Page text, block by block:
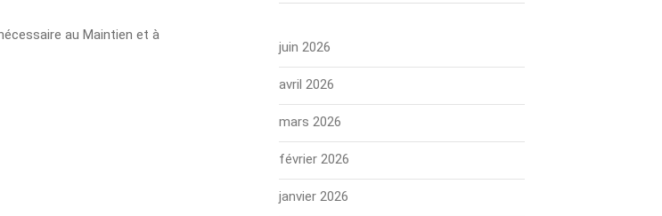
au Maintien et à
juin 2026
avril 2026
mars 2026
février 2026
janvier 2026